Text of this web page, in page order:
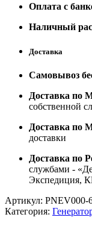
Оплата с
Наличный
Доставка
Самовывоз
Доставка по
собственной
Доставка по
доставки
Доставка по
службами -
Экспедиция,
Артикул: PNEV000-
Категория: